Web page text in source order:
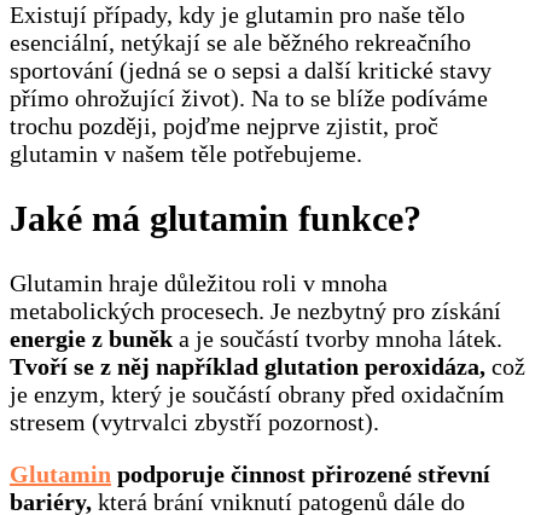
Existují případy, kdy je glutamin pro naše tělo
esenciální, netýkají se ale běžného rekreačního
sportování (jedná se o sepsi a další kritické stavy
přímo ohrožující život). Na to se blíže podíváme
trochu později, pojďme nejprve zjistit, proč
glutamin v našem těle potřebujeme.
Jaké má glutamin funkce?
Glutamin hraje důležitou roli v mnoha
metabolických procesech. Je nezbytný pro získání
energie z buněk a je součástí tvorby mnoha látek.
Tvoří se z něj například glutation peroxidáza, což
je enzym, který je součástí obrany před oxidačním
stresem (vytrvalci zbystří pozornost).
Glutamin podporuje činnost přirozené střevní
bariéry, která brání vniknutí patogenů dále do